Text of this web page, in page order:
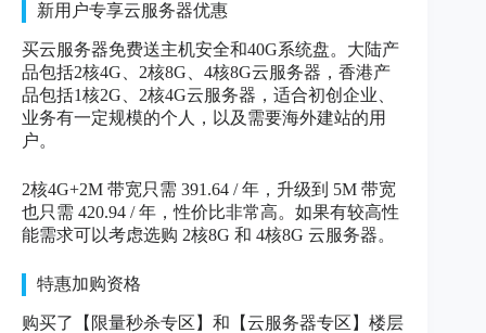
新用户专享云服务器优惠
买云服务器免费送主机安全和40G系统盘。大陆产
品包括2核4G、2核8G、4核8G云服务器，香港产
品包括1核2G、2核4G云服务器，适合初创企业、
业务有一定规模的个人，以及需要海外建站的用
户。
2核4G+2M 带宽只需 391.64 / 年，升级到 5M 带宽
也只需 420.94 / 年，性价比非常高。如果有较高性
能需求可以考虑选购 2核8G 和 4核8G 云服务器。
特惠加购资格
购买了【限量秒杀专区】和【云服务器专区】楼层